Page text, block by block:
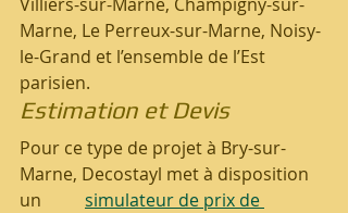
Marne, Le Perreux-sur-Marne, Noisy-
le-Grand et l’ensemble de l’Est
parisien.
Estimation et Devis
Pour ce type de projet à Bry-sur-
Marne, Decostayl met à disposition
un simulateur de prix de